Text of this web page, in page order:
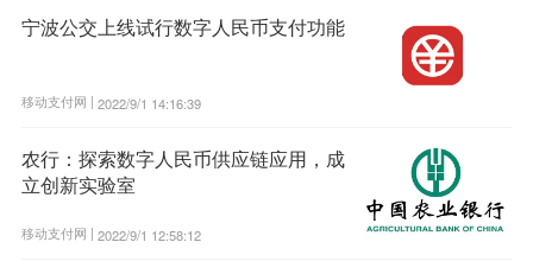
宁波公交上线试行数字人民币支付功能
移动支付网 | 2022/9/1 14:16:39
农行：探索数字人民币供应链应用，成
立创新实验室
移动支付网 | 2022/9/1 12:58:12